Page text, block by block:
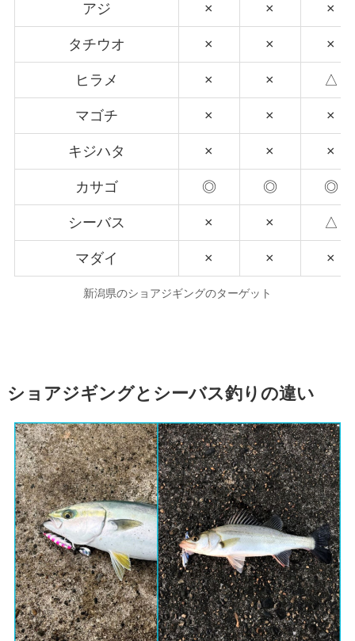
アジ × × ×
タチウオ × × ×
ヒラメ × × △
マゴチ × × ×
キジハタ × × ×
カサゴ ◎ ◎ ◎
シーバス × × △
マダイ × × ×
新潟県のショアジギングのターゲット
ショアジギングとシーバス釣りの違い